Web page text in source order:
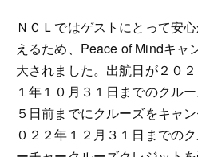
ＮＣＬではゲストにとって安
えるため、Peace of Mindキャ
大されました。出航日が２０
１年１０月３１日までのクル
５日前までにクルーズをキャ
０２２年１２月３１日までの